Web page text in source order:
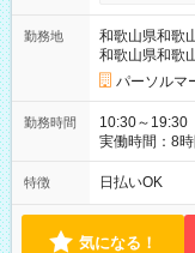
勤務地
和歌山県和歌
和歌山県和歌
パーソルマ
勤務時間
10:30～19:30
実働時間：8
実働8h/休憩
特徴 日払いOK
気になる！